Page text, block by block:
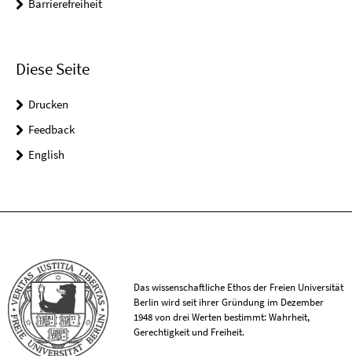
Barrierefreiheit
Diese Seite
Drucken
Feedback
English
Das wissenschaftliche Ethos der Freien Universität
Berlin wird seit ihrer Gründung im Dezember
1948 von drei Werten bestimmt: Wahrheit,
Gerechtigkeit und Freiheit.